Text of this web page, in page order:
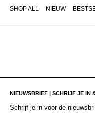
SHOP ALL NIEUW
NIEUWSBRIEF | SCHRIJF JE IN
Schrijf je in voor de